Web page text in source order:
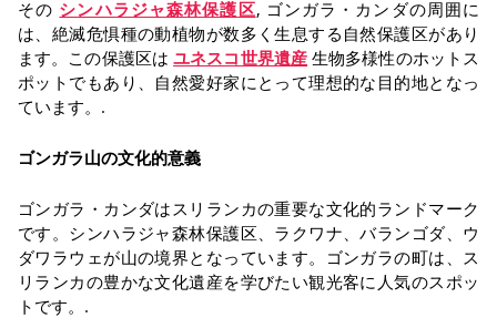
その シンハラジャ森林保護区, ゴンガラ・カンダの周囲に
は、絶滅危惧種の動植物が数多く生息する自然保護区があり
ます。この保護区はユネスコ世界遺産生物多様性のホットス
ポットでもあり、自然愛好家にとって理想的な目的地となっ
ています。.
ゴンガラ山の文化的意義
ゴンガラ・カンダはスリランカの重要な文化的ランドマーク
です。シンハラジャ森林保護区、ラクワナ、バランゴダ、ウ
ダワラウェが山の境界となっています。ゴンガラの町は、ス
リランカの豊かな文化遺産を学びたい観光客に人気のスポッ
トです。.